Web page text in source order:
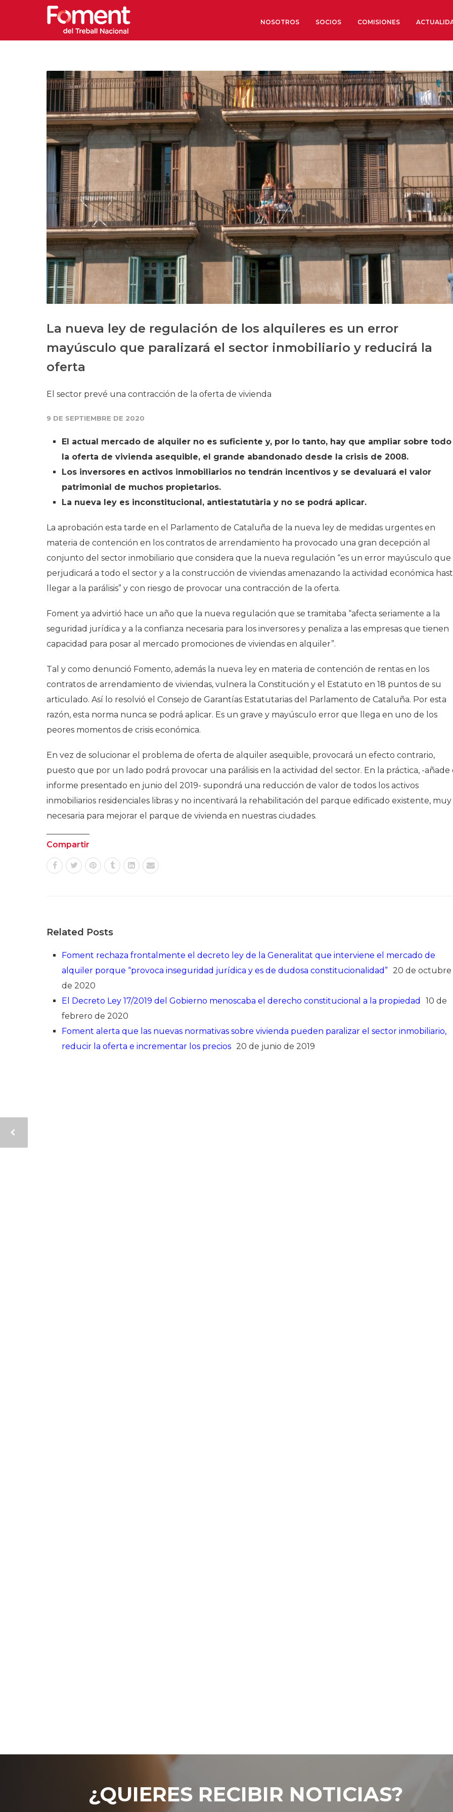
NOSOTROS
Órganos de Gobierno
Órganos Consultivos
Estructura Ejecutiva
Institut d’Estudis
Organizaciones sectoriales
Sociedad Barcelonesa de
Económicos y Sociales
Organizaciones
Conoce más
Historia
Galería de Presidentes
Biblioteca Archivo
Sede Social
SOCIOS COMISIONES
La nueva ley de regulación de los alquileres es un error
mayúsculo que paralizará el sector inmobiliario y reducirá la
oferta
El sector prevé una contracción de la oferta de vivienda
9 DE SEPTIEMBRE DE 2020
El actual mercado de alquiler no es suficiente y, por lo tanto, hay que ampliar sobre todo
la oferta de vivienda asequible, el grande abandonado desde la crisis de 2008.
Los inversores en activos inmobiliarios no tendrán incentivos y se devaluará el valor
patrimonial de muchos propietarios.
La nueva ley es inconstitucional, antiestatutària y no se podrá aplicar.
La aprobación esta tarde en el Parlamento de Cataluña de la nueva ley de medidas urgentes en
materia de contención en los contratos de arrendamiento ha provocado una gran decepción al
conjunto del sector inmobiliario que considera que la nueva regulación “es un error mayúsculo que
perjudicará a todo el sector y a la construcción de viviendas amenazando la actividad económica
llegar a la parálisis” y con riesgo de provocar una contracción de la oferta.
Foment ya advirtió hace un año que la nueva regulación que se tramitaba “afecta seriamente a la
seguridad jurídica y a la confianza necesaria para los inversores y penaliza a las empresas que tienen
capacidad para posar al mercado promociones de viviendas en alquiler”.
Tal y como denunció Fomento, además la nueva ley en materia de contención de rentas en los
contratos de arrendamiento de viviendas, vulnera la Constitución y el Estatuto en 18 puntos de su
articulado. Así lo resolvió el Consejo de Garantías Estatutarias del Parlamento de Cataluña. Por esta
razón, esta norma nunca se podrá aplicar. Es un grave y mayúsculo error que llega en uno de los
peores momentos de crisis económica.
En vez de solucionar el problema de oferta de alquiler asequible, provocará un efecto contrario,
puesto que por un lado podrá provocar una parálisis en la actividad del sector. En la práctica, -añade
informe presentado en junio del 2019- supondrá una reducción de valor de todos los activos
inmobiliarios residenciales libras y no incentivará la rehabilitación del parque edificado existente, muy
necesaria para mejorar el parque de vivienda en nuestras ciudades.
Compartir
Related Posts
Foment rechaza frontalmente el decreto ley de la Generalitat que interviene el mercado de
alquiler porque “provoca inseguridad jurídica y es de dudosa constitucionalidad” 20 de octubre
de 2020
El Decreto Ley 17/2019 del Gobierno menoscaba el derecho constitucional a la propiedad
10 de
febrero de 2020
Foment alerta que las nuevas normativas sobre vivienda pueden paralizar el sector inmobiliario,
reducir la oferta e incrementar los precios 20 de junio de 2019
¿QUIERES RECIBIR NOTICIAS?